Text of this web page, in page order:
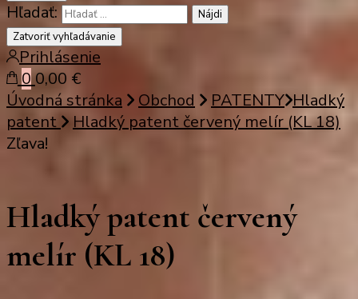
Hľadať:
Zatvoriť vyhľadávanie
Prihlásenie
0 0,00 €
Úvodná stránka
Obchod PATENTY Hladký
patent
Hladký patent červený melír (KL 18)
Zľava!
Hladký patent červený
melír (KL 18)